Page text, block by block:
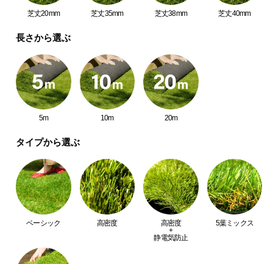
中
型
商
の
配
送
に
て
小
型
商
送
裏面には水抜き穴が付いているため、水はけもバッ
チリ。雨でも水が溜まる心配はありません！
芝丈20mm 芝丈35mm 芝丈38mm 芝丈40mm
長さから選ぶ
5m 10m 20m
タイプから選ぶ
ベーシック 高密度
高密度
+
静電気防止
5葉ミックス